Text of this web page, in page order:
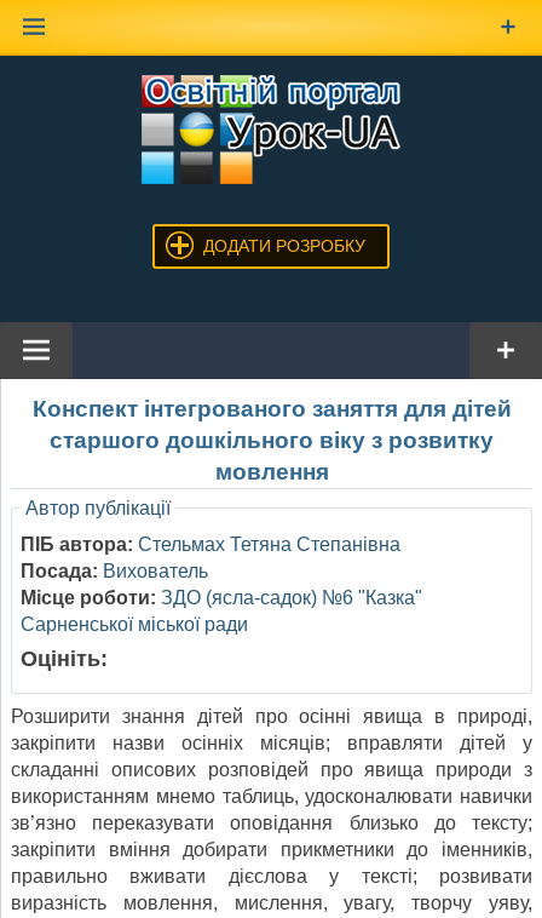
ДОДАТИ РОЗРОБКУ
Конспект інтегрованого заняття для дітей
старшого дошкільного віку з розвитку
мовлення
Автор публікації
ПІБ автора: Стельмах Тетяна Степанівна
Посада: Вихователь
Місце роботи: ЗДО (ясла-садок) №6 "Казка"
Сарненської міської ради
Оцініть:
Розширити знання дітей про осінні явища в природі,
закріпити назви осінніх місяців; вправляти дітей у
складанні описових розповідей про явища природи з
використанням мнемо таблиць, удосконалювати навички
зв’язно переказувати оповідання близько до тексту;
закріпити вміння добирати прикметники до іменників,
правильно вживати дієслова у тексті; розвивати
виразність мовлення, мислення, увагу, творчу уяву,